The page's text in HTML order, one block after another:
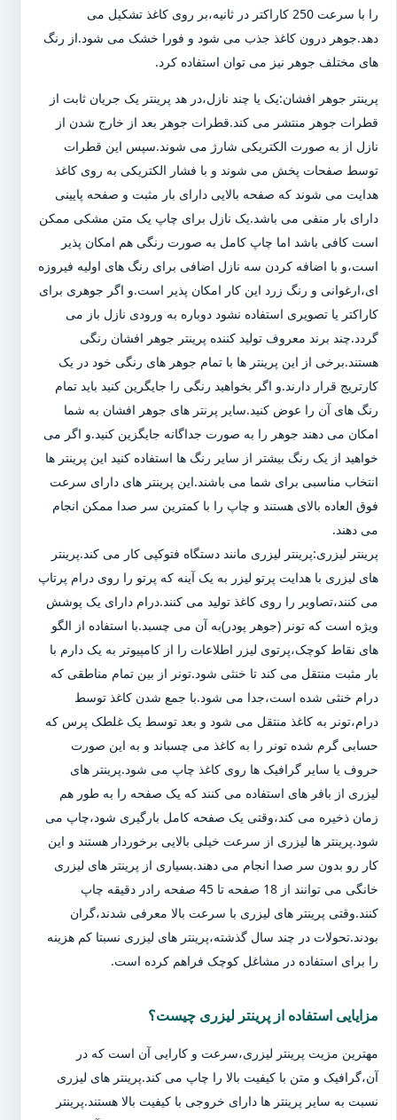
را با سرعت 250 کاراکتر در ثانیه،بر روی کاغذ تشکیل می
دهد.جوهر درون کاغذ جذب می شود و فورا خشک می شود.از رنگ
های مختلف جوهر نیز می توان استفاده کرد.
پرینتر جوهر افشان:یک یا چند نازل،در هد پرینتر یک جریان ثابت از
قطرات جوهر منتشر می کند.قطرات جوهر بعد از خارج شدن از
نازل از به صورت الکتریکی شارژ می شوند.سپس این قطرات
توسط صفحات پخش می شوند و با فشار الکتریکی به روی کاغذ
هدایت می شوند که صفحه بالایی دارای بار مثبت و صفحه پایینی
دارای بار منفی می باشد.یک نازل برای چاپ یک متن مشکی ممکن
است کافی باشد اما چاپ کامل به صورت رنگی هم امکان پذیر
است،و با اضافه کردن سه نازل اضافی برای رنگ های اولیه فیروزه
ای،ارغوانی و رنگ زرد این کار امکان پذیر است.و اگر جوهری برای
کاراکتر یا تصویری استفاده نشود دوباره به ورودی نازل باز می
گردد.چند برند معروف تولید کننده پرینتر جوهر افشان رنگی
هستند.برخی از این پرینتر ها با تمام جوهر های رنگی خود در یک
کارتریج قرار دارند.و اگر بخواهید رنگی را جایگرین کنید باید تمام
رنگ های آن را عوض کنید.سایر پرنتر های جوهر افشان به شما
امکان می دهند جوهر را به صورت جداگانه جایگزین کنید.و اگر می
خواهید از یک رنگ بیشتر از سایر رنگ ها استفاده کنید این پرینتر ها
انتخاب مناسبی برای شما می باشند.این پرینتر های دارای سرعت
فوق العاده بالای هستند و چاپ را با کمترین سر صدا ممکن انجام
می دهند.
پرینتر لیزری:پرینتر لیزری مانند دستگاه فتوکپی کار می کند.پرینتر
های لیزری با هدایت پرتو لیزر به یک آینه که پرتو را روی درام پرتاپ
می کنند،تصاویر را روی کاغذ تولید می کنند.درام دارای یک پوشش
ویژه است که تونر (جوهر پودر)به آن می چسبد.با استفاده از الگو
های نقاط کوچک،پرتوی لیزر اطلاعات را از کامپیوتر به یک دارم با
بار مثبت منتقل می کند تا خنثی شود.تونر از بین تمام مناطقی که
درام خنثی شده است،جدا می شود.با جمع شدن کاغذ توسط
درام،تونر به کاغذ منتقل می شود و بعد توسط یک غلطک پرس که
حسابی گرم شده تونر را به کاغذ می چسباند و به این صورت
حروف یا سایر گرافیک ها روی کاغذ چاپ می شود.پرینتر های
لیزری از بافر های استفاده می کنند که یک صفحه را به طور هم
زمان ذخیره می کند،وقتی یک صفحه کامل بارگیری شود،چاپ می
شود.پرینتر ها لیزری از سرعت خیلی بالایی برخوردار هستند و این
کار رو بدون سر صدا انجام می دهند.بسیاری از پرینتر های لیزری
خانگی می توانند از 18 صفحه تا 45 صفحه رادر دقیقه چاپ
کنند.وقتی پرینتر های لیزری با سرعت بالا معرفی شدند،گران
بودند.تحولات در چند سال گذشته،پرینتر های لیزری نسبتا کم هزینه
را برای استفاده در مشاغل کوچک فراهم کرده است.
مزایایی استفاده از پرینتر لیزری چیست؟
مهترین مزیت پرینتر لیزری،سرعت و کارایی آن است که در
آن،گرافیک و متن با کیفیت بالا را چاپ می کند.پرینتر های لیزری
نسبت به سایر پرینتر ها دارای خروجی با کیفیت بالا هستند.پرینتر